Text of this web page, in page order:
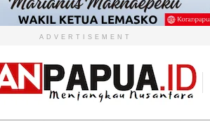
ADVERTISEMENT